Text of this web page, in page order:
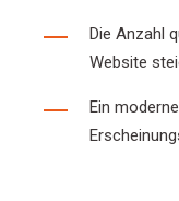
Die Anzahl
Website
Ein